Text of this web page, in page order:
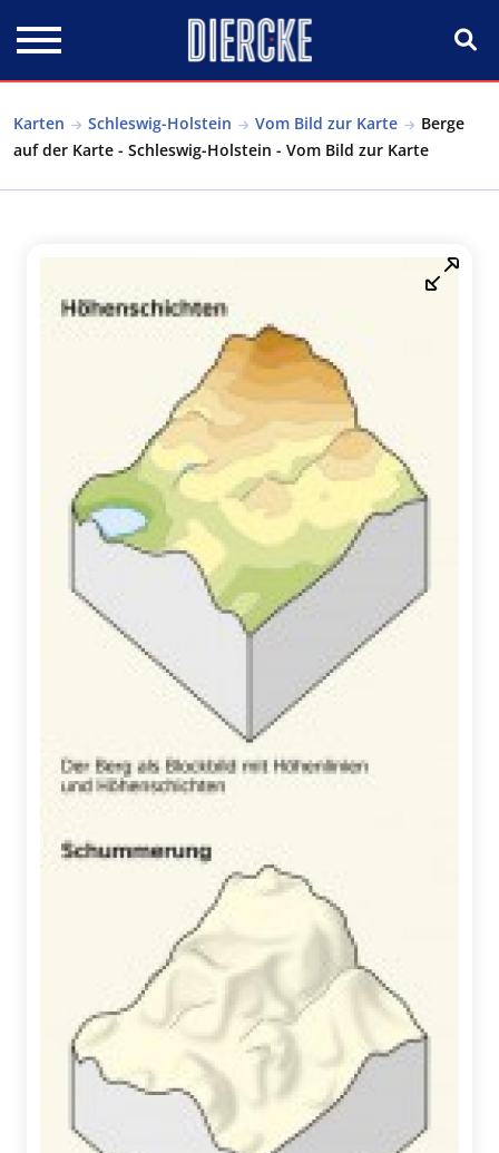
Karten Schleswig-Holstein Vom Bild zur Karte
Berge
auf der Karte - Schleswig-Holstein - Vom Bild zur Karte